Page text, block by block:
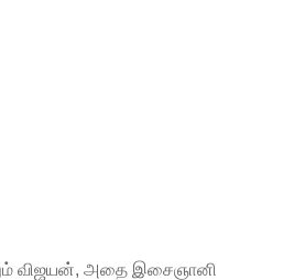
விஜயன், அதை இசைஞானி